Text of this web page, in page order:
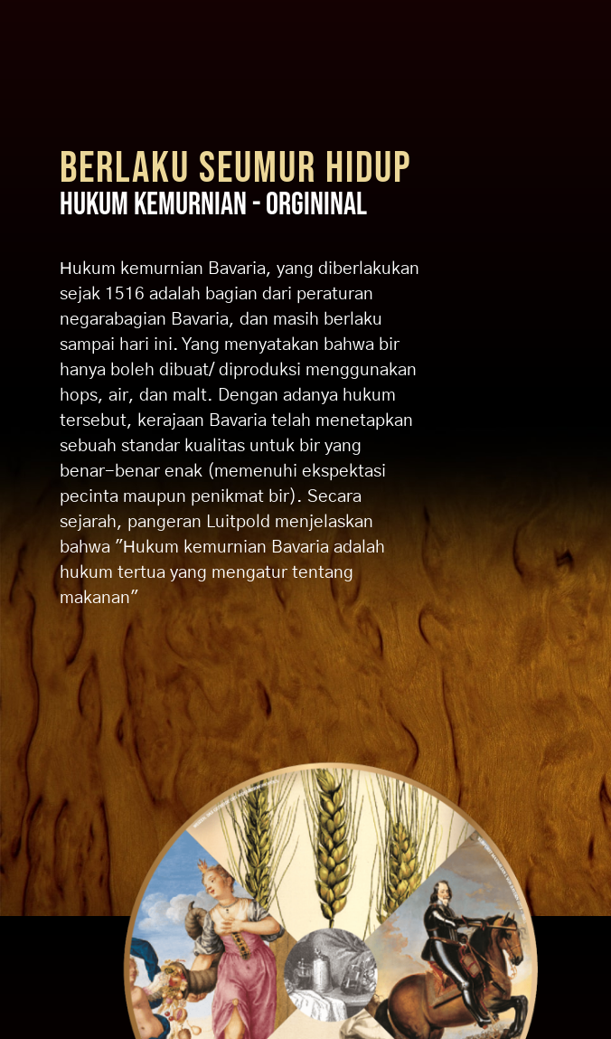
BERLAKU SEUMUR HIDUP
HUKUM KEMURNIAN - ORGININAL
Hukum kemurnian Bavaria, yang diberlakukan
sejak 1516 adalah bagian dari peraturan
negarabagian Bavaria, dan masih berlaku
sampai hari ini. Yang menyatakan bahwa bir
hanya boleh dibuat/ diproduksi menggunakan
hops, air, dan malt. Dengan adanya hukum
tersebut, kerajaan Bavaria telah menetapkan
sebuah standar kualitas untuk bir yang
benar-benar enak (memenuhi ekspektasi
pecinta maupun penikmat bir). Secara
sejarah, pangeran Luitpold menjelaskan
bahwa "Hukum kemurnian Bavaria adalah
hukum tertua yang mengatur tentang
makanan"